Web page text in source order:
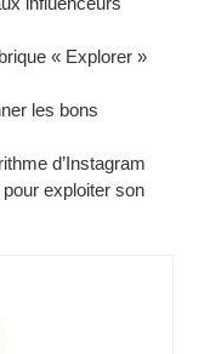
« Explorer »
les bons
d’Instagram
exploiter son